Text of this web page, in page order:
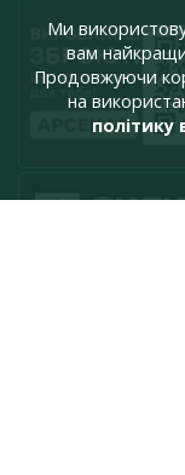
Ми
вам
Продовжуючи
на